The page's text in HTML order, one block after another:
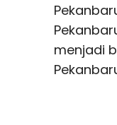
menjadi